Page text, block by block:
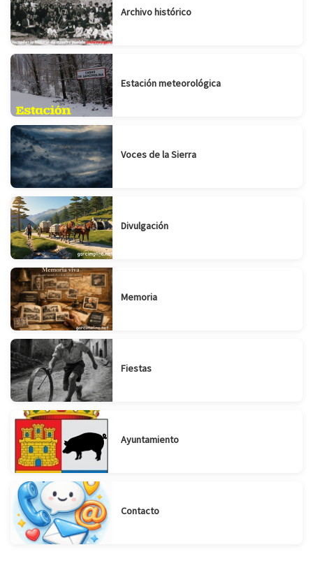
Archivo histórico
Estación meteorológica
Voces de la Sierra
Divulgación
Memoria
Fiestas
Ayuntamiento
Contacto